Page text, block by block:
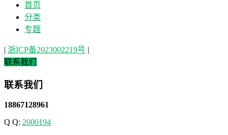
首页
分类
专题
| 浙ICP备2023002219号 |
联系我们
联系我们
18867128961
Q Q: 2000194